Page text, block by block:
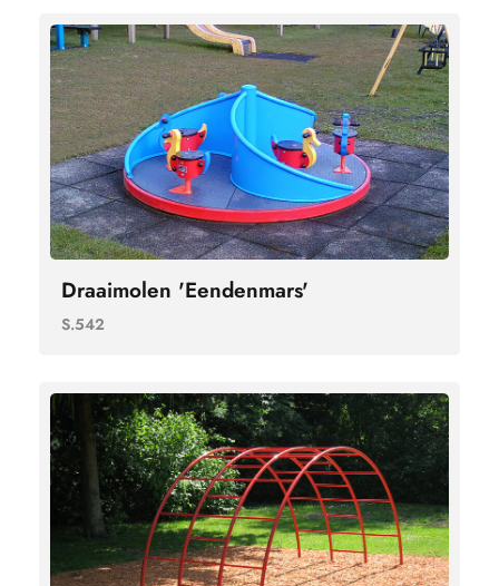
Draaimolen 'Eendenmars'
S.542